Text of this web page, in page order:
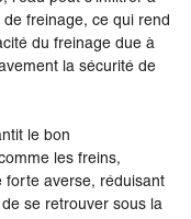
freinage, ce qui rend
du freinage due à
la sécurité de
le bon
les freins,
forte averse, réduisant
se retrouver sous la